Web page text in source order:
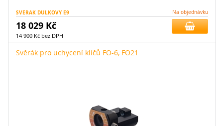
SVERAK DULKOVY E9 Na objednávku
18 029 Kč
14 900 Kč bez DPH
Svěrák pro uchycení klíčů FO-6, FO21